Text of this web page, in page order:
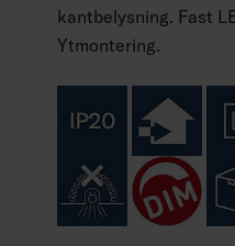
kantbelysning. Fast
Ytmontering.